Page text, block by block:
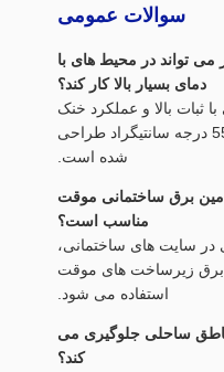
سوالات عمومی
می تواند در محیط های با
دمای بسیار بالا کار کند؟
ثبات بالا و عملکرد خنک
کننده ای برای محیط های تا 55 درجه سانتیگراد طراحی
شده است.
تامین برق ساختمانی موقت
مناسب است؟
در سایت های ساختمانی،
زیرساخت های موقت
استفاده می شود.
ساحلی جلوگیری می
کند؟